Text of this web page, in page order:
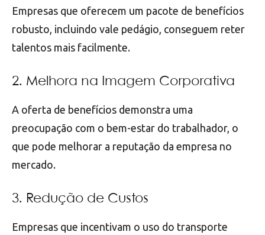
Empresas que oferecem um pacote de benefícios
robusto, incluindo vale pedágio, conseguem reter
talentos mais facilmente.
2. Melhora na Imagem Corporativa
A oferta de benefícios demonstra uma
preocupação com o bem-estar do trabalhador, o
que pode melhorar a reputação da empresa no
mercado.
3. Redução de Custos
Empresas que incentivam o uso do transporte